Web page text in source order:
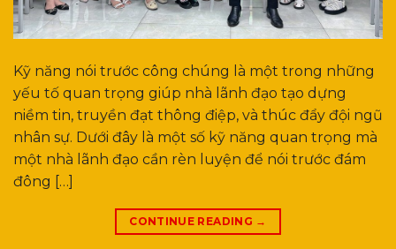
Kỹ năng nói trước công chúng là một trong những
yếu tố quan trọng giúp nhà lãnh đạo tạo dựng
niềm tin, truyền đạt thông điệp, và thúc đẩy đội ngũ
nhân sự. Dưới đây là một số kỹ năng quan trọng mà
một nhà lãnh đạo cần rèn luyện để nói trước đám
đông […]
CONTINUE READING →